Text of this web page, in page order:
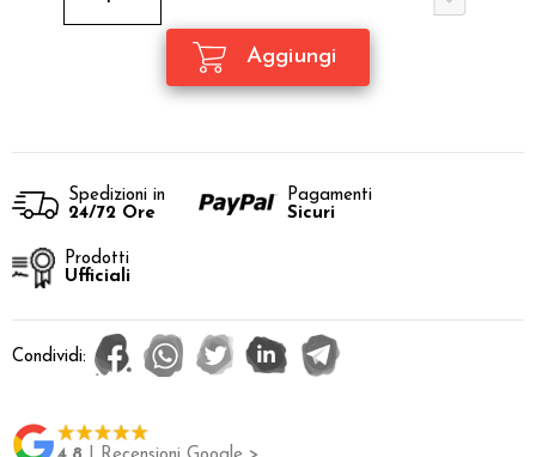
Spedizioni in
24/72 Ore
Pagamenti
Sicuri
Prodotti
Ufficiali
Condividi: